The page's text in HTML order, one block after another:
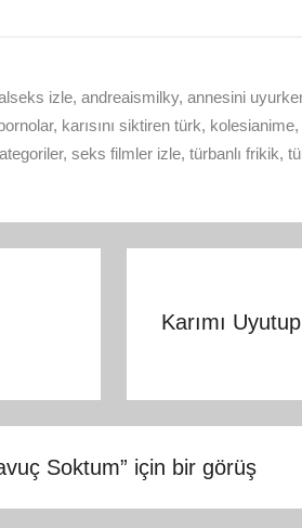
izle, andreaismilky, annesini
, karısını siktiren türk, kolesianime,
, seks filmler izle, türbanlı frikik,
Karımı
Soktum” için bir görüş